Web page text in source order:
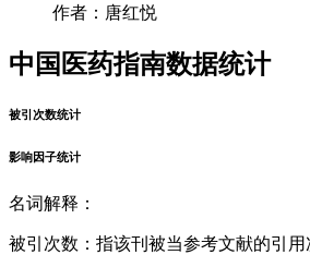
作者：唐红悦
中国医药指南数据统计
被引次数统计
影响因子统计
名词解释：
被引次数：指该刊被当参考文献的引用